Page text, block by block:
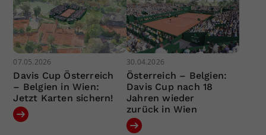
07.05.2026
Davis Cup Österreich
– Belgien in Wien:
Jetzt Karten sichern!
30.04.2026
Österreich – Belgien:
Davis Cup nach 18
Jahren wieder
zurück in Wien